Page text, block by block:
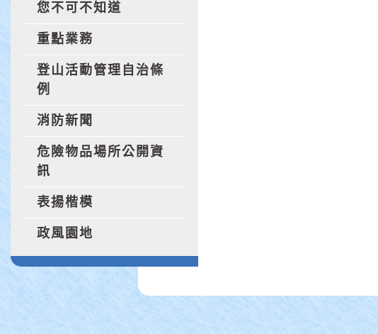
您不可不知道
重點業務
登山活動管理自治條
例
消防新聞
危險物品場所公開資
訊
表揚楷模
政風園地